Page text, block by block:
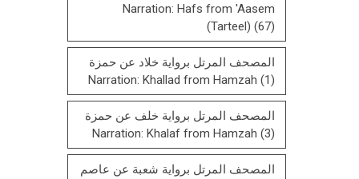
Narration: Hafs from 'Aasem
(Tarteel) (67)
المصحف المرتل برواية خلاد عن حمزة
Narration: Khallad from Hamzah (1)
المصحف المرتل برواية خلف عن حمزة
Narration: Khalaf from Hamzah (3)
المصحف المرتل برواية شعبة عن عاصم